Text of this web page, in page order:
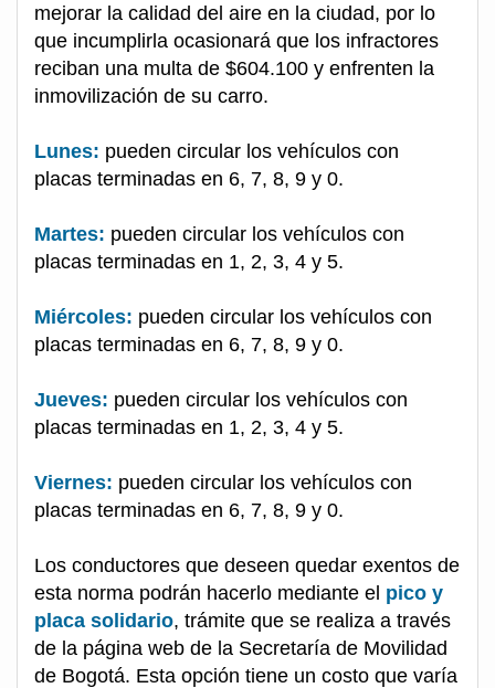
mejorar la calidad del aire en la ciudad, por lo
que incumplirla ocasionará que los infractores
reciban una multa de $604.100 y enfrenten la
inmovilización de su carro.
Lunes: pueden circular los vehículos con
placas terminadas en 6, 7, 8, 9 y 0.
Martes: pueden circular los vehículos con
placas terminadas en 1, 2, 3, 4 y 5.
Miércoles: pueden circular los vehículos con
placas terminadas en 6, 7, 8, 9 y 0.
Jueves: pueden circular los vehículos con
placas terminadas en 1, 2, 3, 4 y 5.
Viernes: pueden circular los vehículos con
placas terminadas en 6, 7, 8, 9 y 0.
Los conductores que deseen quedar exentos de
esta norma podrán hacerlo mediante el pico y
placa solidario, trámite que se realiza a través
de la página web de la Secretaría de Movilidad
de Bogotá. Esta opción tiene un costo que varía